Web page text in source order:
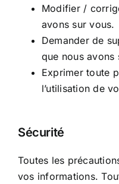
Modifier /
avons sur vous.
Demander de
que nous avons
Exprimer toute
l’utilisation de
Sécurité
Toutes les
vos informations.